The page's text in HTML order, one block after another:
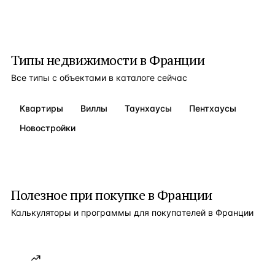
Типы недвижимости в Франции
Все типы с объектами в каталоге сейчас
Квартиры Виллы Таунхаусы
Пентхаусы
Новостройки
Полезное при покупке в Франции
Калькуляторы и программы для покупателей в Франции